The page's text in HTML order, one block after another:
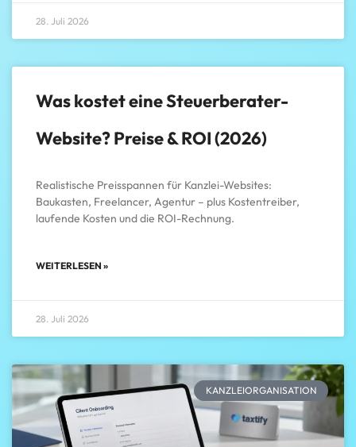
28. Juli 2026
Was kostet eine Steuerberater-
Website? Preise & ROI (2026)
Realistische Preisspannen für Kanzlei-Websites:
Baukasten, Freelancer, Agentur – plus Kostentreiber,
laufende Kosten und die ROI-Rechnung.
WEITERLESEN »
28. Juli 2026
KANZLEIORGANISATION